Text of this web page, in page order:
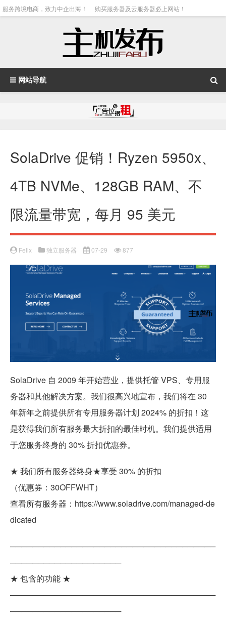
服务跨境电商，致力中企出海！ 购买服务器及云服务器必上网站！
网站导航
SolaDrive 促销！Ryzen 5950x、
4TB NVMe、128GB RAM、不
限流量带宽，每月 95 美元
Felix 独立服务器 07-29 877
SolaDrive 自 2009 年开始营业，提供托管 VPS、专用服
务器和其他解决方案。我们很高兴地宣布，我们将在 30
年新年之前提供所有专用服务器计划 2024% 的折扣！这
是获得我们所有服务最大折扣的最佳时机。我们提供适用
于您服务终身的 30% 折扣优惠券。
★ 我们所有服务器终身★享受 30% 的折扣
（优惠券：30OFFWHT）
查看所有服务器：https://www.soladrive.com/managed-de
dicated
─────────────────────────────────────
────────────────────
★ 包含的功能 ★
─────────────────────────────────────
────────────────────